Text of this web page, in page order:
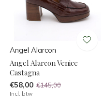
Angel Alarcon
Angel Alarcon Venice
Castagna
€58,00 €145,00
Incl. btw